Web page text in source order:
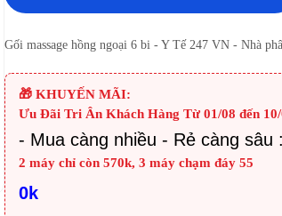
Gối massage hồng ngoại 6 bi - Y Tế 247 VN - Nhà
🎁 KHUYẾN MÃI:
Ưu Đãi Tri Ân Khách Hàng Từ 01/08 đến
- Mua càng nhiều - Rẻ càng
2 máy chỉ còn 570k, 3 máy chạm đáy 55
0k